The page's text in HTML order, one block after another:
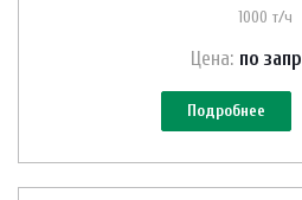
1000 т/ч
Цена: по запр
Подробнее